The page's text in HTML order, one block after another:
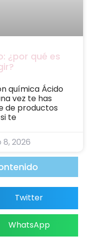
¿por qué es
química Ácido
vez te has
de productos
te
8, 2026
Twitter
WhatsApp